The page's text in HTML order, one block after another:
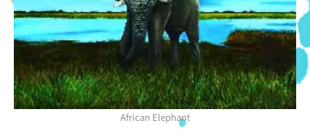
African Elephant